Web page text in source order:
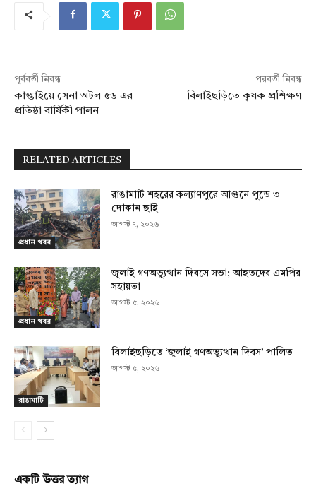
পূর্ববর্তী নিবন্ধ
কাপ্তাইয়ে সেনা অটল ৫৬ এর
প্রতিষ্ঠা বার্ষিকী পালন
পরবর্তী নিবন্ধ
বিলাইছড়িতে কৃষক প্রশিক্ষণ
RELATED ARTICLES
প্রধান খবর
রাঙামাটি শহরের কল্যাণপুরে আগুনে পুড়ে ৩
দোকান ছাই
আগস্ট ৭, ২০২৬
প্রধান খবর
জুলাই গণঅভ্যুত্থান দিবসে সভা; আহতদের এমপির
সহায়তা
আগস্ট ৫, ২০২৬
রাঙামাটি
বিলাইছড়িতে ‘জুলাই গণঅভ্যুত্থান দিবস’ পালিত
আগস্ট ৫, ২০২৬
একটি উত্তর ত্যাগ